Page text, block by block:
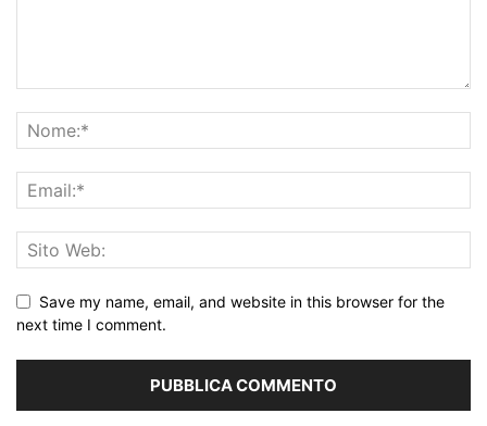
Save my name, email, and website in this browser for the
next time I comment.